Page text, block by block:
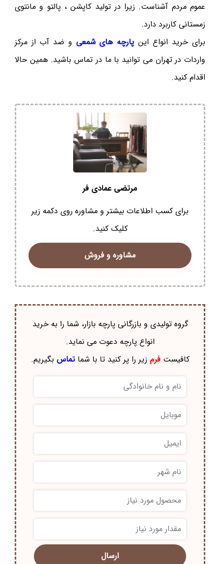
عموم مردم آشناست. زیرا در تولید کاپشن ، پالتو و مانتوی
زمستانی کاربرد دارد.
برای خرید انواع این پارچه های شمعی و ضد آب از مرکز
واردات در تهران می توانید با ما در تماس باشید. همین حالا
اقدام کنید.
مرتضی عمادی فر
برای کسب اطلاعات بیشتر و مشاوره روی دکمه زیر
کلیک کنید.
مشاوره و فروش
گروه تولیدی و بازرگانی پارچه بازار، شما را به خرید
انواع پارچه دعوت می نماید.
کافیستفرم زیر را پر کنید تا با شماتماس بگیریم.
*
*